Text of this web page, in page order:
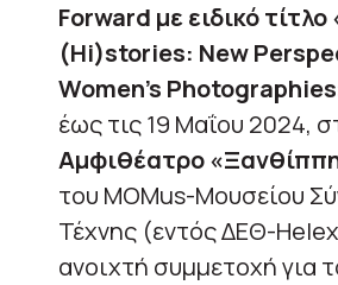
Forward με ειδικό
(Hi)stories: New
Women’s
έως τις 19 Μαΐου 2024,
Αμφιθέατρο
του MOMus-Μουσείου
Τέχνης (εντός ΔΕΘ-
ανοιχτή συμμετοχή για